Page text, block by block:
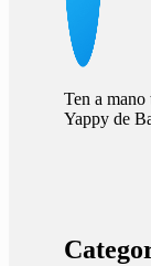
Ten a
Yappy de